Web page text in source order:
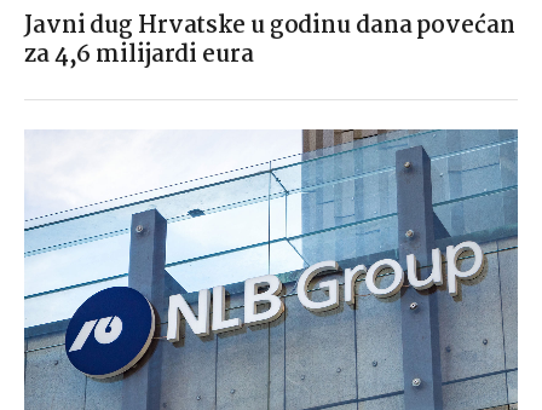
Javni dug Hrvatske u godinu dana povećan
za 4,6 milijardi eura